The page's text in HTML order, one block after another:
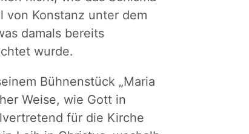
von Konstanz unter dem
damals bereits
wurde.
Bühnenstück „Maria
Weise, wie Gott in
für die Kirche